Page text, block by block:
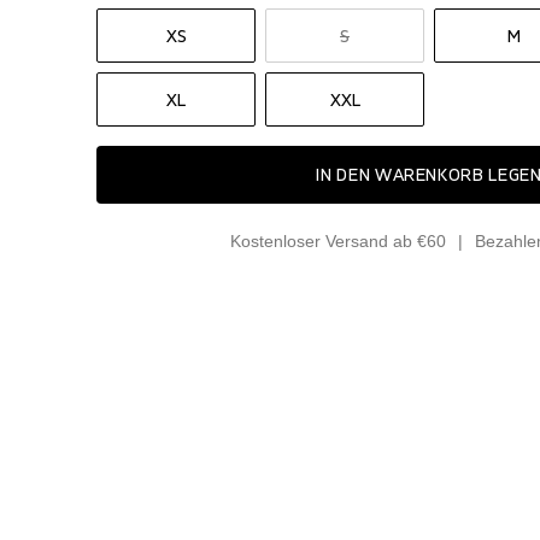
XS S M
XL XXL
IN DEN WARENKORB LEGEN
Kostenloser Versand ab €60